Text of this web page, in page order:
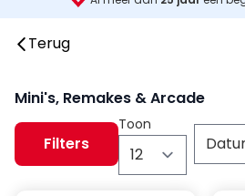
Terug
Mini's, Remakes & Arcade
Filters
Toon
per